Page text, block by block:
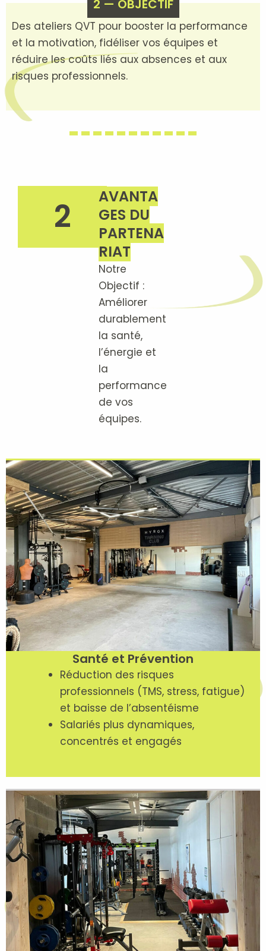
2 — OBJECTIF
Des ateliers QVT pour booster la performance
et la motivation, fidéliser vos équipes et
réduire les coûts liés aux absences et aux
risques professionnels.
2
AVANTA
GES DU
PARTENA
RIAT
Notre
Objectif :
Améliorer
durablement
la santé,
l’énergie et
la
performance
de vos
équipes.
Santé et Prévention
Réduction des risques
professionnels (TMS, stress, fatigue)
et baisse de l’absentéisme
Salariés plus dynamiques,
concentrés et engagés